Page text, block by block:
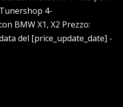
4-
BMW X1, X2 Prezzo:
del [price_update_date] -